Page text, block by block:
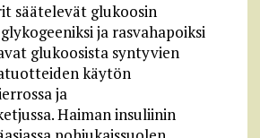
säätelevät glukoosin
ja rasvahapoiksi
glukoosista syntyvien
käytön
ja
Haiman insuliinin